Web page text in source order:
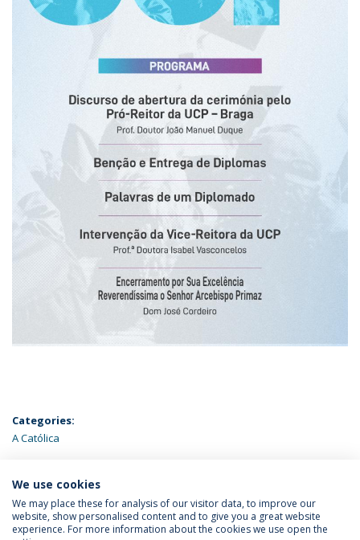
Categories:
A Católica
ÚLTIMAS NOTÍCIAS
Política de Privacidade Termos & Condições
We use cookies
We may place these for analysis of our visitor data, to improve our
website, show personalised content and to give you a great website
experience. For more information about the cookies we use open the